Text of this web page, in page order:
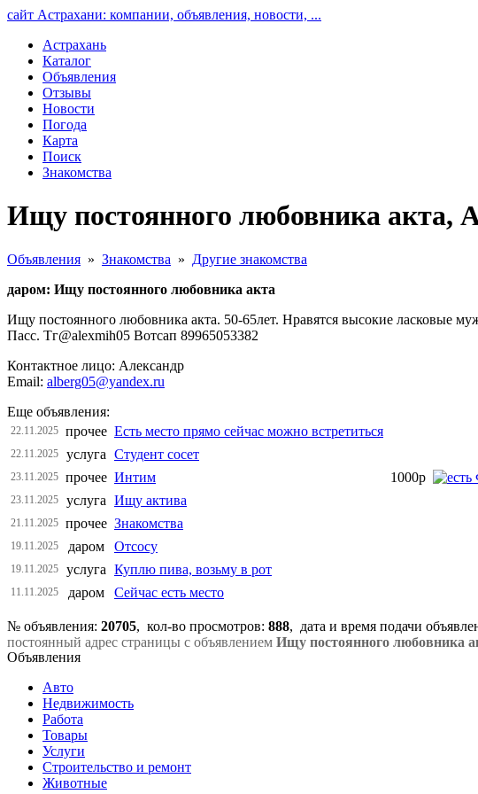
сайт Астрахани: компании, объявления, новости, ...
Астрахань
Каталог
Объявления
Отзывы
Новости
Погода
Карта
Поиск
Знакомства
Ищу постоянного любовника акта,
Объявления » Знакомства » Другие знакомства
даром: Ищу постоянного любовника акта
Ищу постоянного любовника акта. 50-65лет. Нравятся высокие ласковые
Пасс. Тг@alexmih05 Вотсап 89965053382
Контактное лицо: Александр
Email: alberg05@yandex.ru
Еще объявления:
22.11.2025 прочее Есть место прямо сейчас можно встретиться
22.11.2025 услуга Студент сосет
23.11.2025 прочее Интим 1000р
23.11.2025 услуга Ищу актива
21.11.2025 прочее Знакомства
19.11.2025 даром Отсосу
19.11.2025 услуга Куплю пива, возьму в рот
11.11.2025 даром Сейчас есть место
№ объявления: 20705, кол-во просмотров: 888, дата и время подачи
постоянный адрес страницы с объявлением Ищу постоянного любовника
Объявления
Авто
Недвижимость
Работа
Товары
Услуги
Строительство и ремонт
Животные